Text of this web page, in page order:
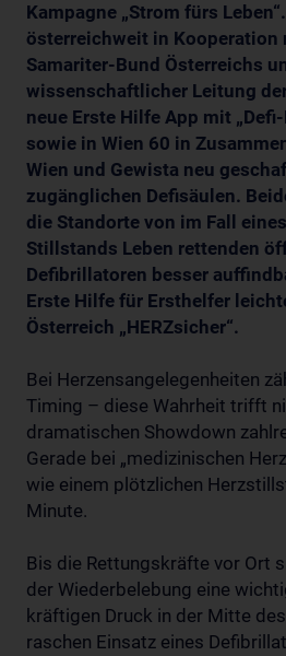
Kampagne „Strom fürs
österreichweit in Kooperation
Samariter-Bund Österreichs
wissenschaftlicher Leitung
neue Erste Hilfe App mit
sowie in Wien 60 in
Wien und Gewista neu
zugänglichen Defisäulen.
die Standorte von im Fall
Stillstands Leben rettenden
Defibrillatoren besser
Erste Hilfe für Ersthelfer
Österreich „HERZsicher“.
Bei Herzensangelegenheiten
Timing – diese Wahrheit trifft
dramatischen Showdown
Gerade bei „medizinischen
wie einem plötzlichen
Minute.
Bis die Rettungskräfte vor Ort
der Wiederbelebung eine
kräftigen Druck in der Mitte
raschen Einsatz eines